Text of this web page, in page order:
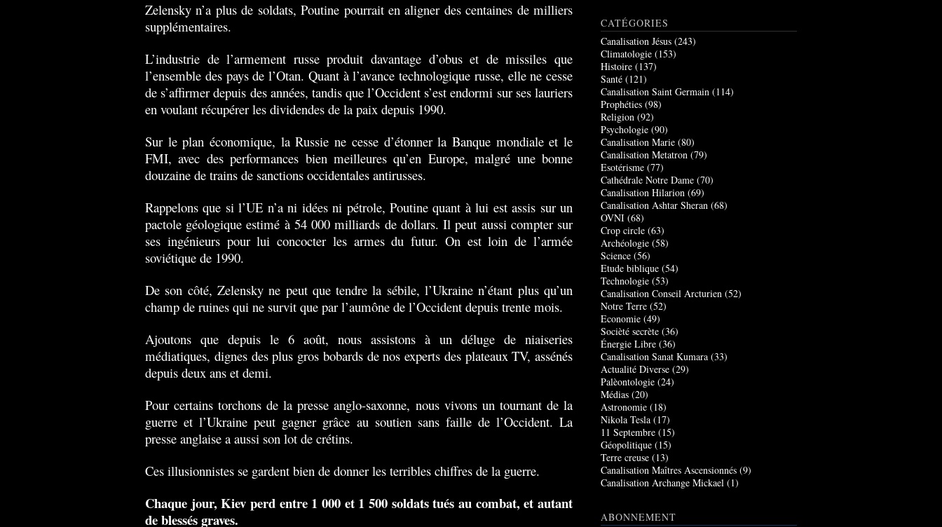
Zelensky n’a plus de soldats, Poutine pourrait en aligner des centaines de milliers
supplémentaires.
L’industrie de l’armement russe produit davantage d’obus et de missiles que
l’ensemble des pays de l’Otan. Quant à l’avance technologique russe, elle ne cesse
de s’affirmer depuis des années, tandis que l’Occident s’est endormi sur ses lauriers
en voulant récupérer les dividendes de la paix depuis 1990.
Sur le plan économique, la Russie ne cesse d’étonner la Banque mondiale et le
FMI, avec des performances bien meilleures qu’en Europe, malgré une bonne
douzaine de trains de sanctions occidentales antirusses.
Rappelons que si l’UE n’a ni idées ni pétrole, Poutine quant à lui est assis sur un
pactole géologique estimé à 54 000 milliards de dollars. Il peut aussi compter sur
ses ingénieurs pour lui concocter les armes du futur. On est loin de l’armée
soviétique de 1990.
De son côté, Zelensky ne peut que tendre la sébile, l’Ukraine n’étant plus qu’un
champ de ruines qui ne survit que par l’aumône de l’Occident depuis trente mois.
Ajoutons que depuis le 6 août, nous assistons à un déluge de niaiseries
médiatiques, dignes des plus gros bobards de nos experts des plateaux TV, assénés
depuis deux ans et demi.
Pour certains torchons de la presse anglo-saxonne, nous vivons un tournant de la
guerre et l’Ukraine peut gagner grâce au soutien sans faille de l’Occident. La
presse anglaise a aussi son lot de crétins.
Ces illusionnistes se gardent bien de donner les terribles chiffres de la guerre.
Chaque jour, Kiev perd entre 1 000 et 1 500 soldats tués au combat, et autant
de blessés graves.
CATÉGORIES
Canalisation Jésus (243)
Climatologie (153)
Histoire (137)
Santé (121)
Canalisation Saint Germain (114)
Prophéties (98)
Religion (92)
Psychologie (90)
Canalisation Marie (80)
Canalisation Metatron (79)
Esotérisme (77)
Cathédrale Notre Dame (70)
Canalisation Hilarion (69)
Canalisation Ashtar Sheran (68)
OVNI (68)
Crop circle (63)
Archéologie (58)
Science (56)
Etude biblique (54)
Technologie (53)
Canalisation Conseil Arcturien (52)
Notre Terre (52)
Economie (49)
Socièté secrète (36)
Énergie Libre (36)
Canalisation Sanat Kumara (33)
Actualité Diverse (29)
Palèontologie (24)
Médias (20)
Astronomie (18)
Nikola Tesla (17)
11 Septembre (15)
Géopolitique (15)
Terre creuse (13)
Canalisation Maîtres Ascensionnés (9)
Canalisation Archange Mickael (1)
ABONNEMENT